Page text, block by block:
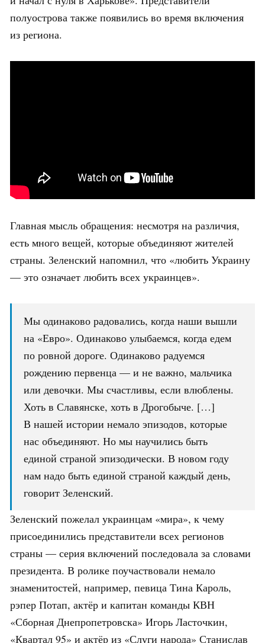
полуострова также появились во время включения
из региона.
Главная мысль обращения: несмотря на различия,
есть много вещей, которые объединяют жителей
страны. Зеленский напомнил, что «любить Украину
— это означает любить всех украинцев».
Мы одинаково радовались, когда наши вышли
на «Евро». Одинаково улыбаемся, когда едем
по ровной дороге. Одинаково радуемся
рождению первенца — и не важно, мальчика
или девочки. Мы счастливы, если влюблены.
Хоть в Славянске, хоть в Дрогобыче. […]
В нашей истории немало эпизодов, которые
нас объединяют. Но мы научились быть
единой страной эпизодически. В новом году
нам надо быть единой страной каждый день,
говорит Зеленский.
Зеленский пожелал украинцам «мира», к чему
присоединились представители всех регионов
страны — серия включений последовала за словами
президента. В ролике поучаствовали немало
знаменитостей, например, певица Тина Кароль,
рэпер Потап, актёр и капитан команды КВН
«Сборная Днепропетровска» Игорь Ласточкин,
«Квартал 95» и актёр из «Слуги народа» Станислав